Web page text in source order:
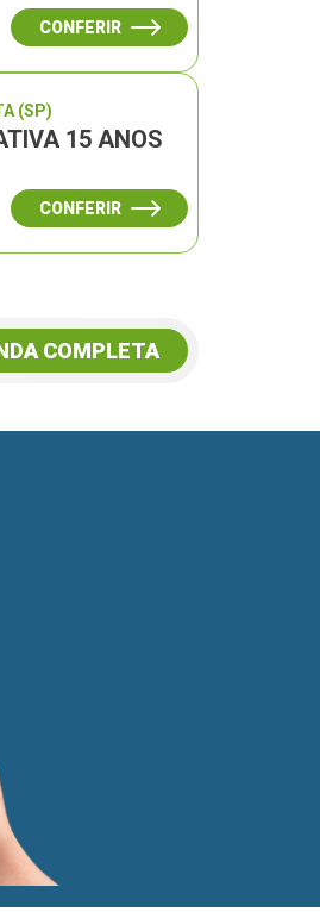
CONFERIR
(SP)
15 ANOS
CONFERIR
COMPLETA